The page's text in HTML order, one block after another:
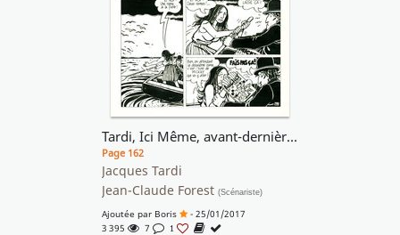
Tardi, Ici Même, avant-dernière planche
Page 162
Jacques Tardi
Jean-Claude Forest (Scénariste)
Ajoutée par Boris
- 25/01/2017
3 395
7 1